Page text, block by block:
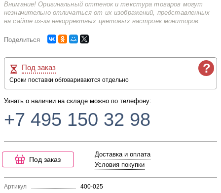
Внимание! Оригинальный оттенок и текстура товаров могут
незначительно отличаться от их изображений, представленных
на сайте из-за некорректных цветовых настроек мониторов.
Поделиться
?
Под заказ
Сроки поставки обговариваются отдельно
Узнать о наличии на складе можно по телефону:
+7 495 150 32 98
Под заказ
Доставка и оплата
Условия покупки
Артикул
400-025